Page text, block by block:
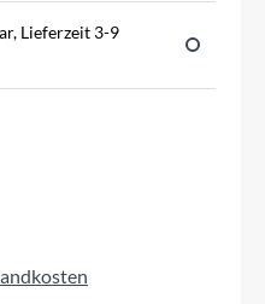
Lieferzeit 3-9